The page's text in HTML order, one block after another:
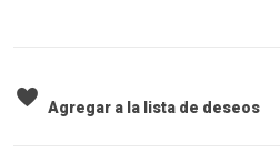
Agregar a la lista de deseos